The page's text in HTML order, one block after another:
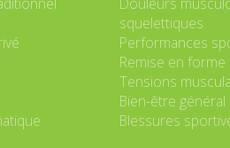
squelettiques
Performances
Remise en forme
Tensions
Bien-être général
Blessures